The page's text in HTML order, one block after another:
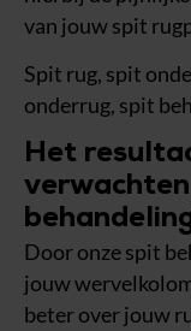
van jouw spit
Spit rug, spit
onderrug, spit
Het
Door onze spit
jouw
beter over jouw